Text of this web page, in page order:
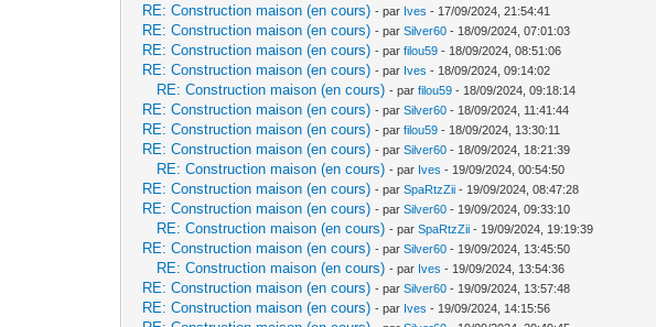
RE: Construction maison (en cours) - par Ives - 17/09/2024, 21:54:41
RE: Construction maison (en cours) - parSilver60 - 18/09/2024, 07:01:03
RE: Construction maison (en cours) - parfilou59 - 18/09/2024, 08:51:06
RE: Construction maison (en cours) - par Ives - 18/09/2024, 09:14:02
RE: Construction maison (en cours) - parfilou59 - 18/09/2024, 09:18:14
RE: Construction maison (en cours) - parSilver60 - 18/09/2024, 11:41:44
RE: Construction maison (en cours) - parfilou59 - 18/09/2024, 13:30:11
RE: Construction maison (en cours) - parSilver60 - 18/09/2024, 18:21:39
RE: Construction maison (en cours) - par Ives - 19/09/2024, 00:54:50
RE: Construction maison (en cours) - parSpaRtzZii - 19/09/2024, 08:47:28
RE: Construction maison (en cours) - parSilver60 - 19/09/2024, 09:33:10
RE: Construction maison (en cours) - parSpaRtzZii - 19/09/2024, 19:19:39
RE: Construction maison (en cours) - parSilver60 - 19/09/2024, 13:45:50
RE: Construction maison (en cours) - par Ives - 19/09/2024, 13:54:36
RE: Construction maison (en cours) - parSilver60 - 19/09/2024, 13:57:48
RE: Construction maison (en cours) - par Ives - 19/09/2024, 14:15:56